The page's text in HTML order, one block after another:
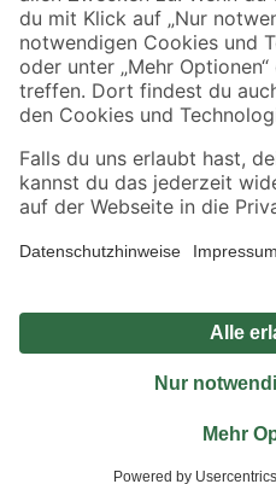
Jetzt die toom-App
Alle Preisangaben in EUR inkl. gesetzl.
Umständen nicht in allen Märkten verfügbar.
Produkte nur solange der Vorrat reicht.
*Paketversand ab 59 € versandkostenfrei, gilt
Privatsphäre
Nutzungsbedingungen
© 2026 toom Baumarkt GmbH